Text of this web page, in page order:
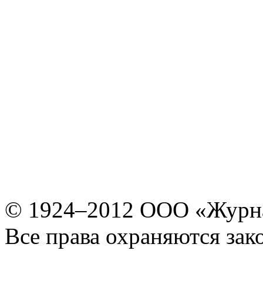
© 1924–2012 ООО
Все права охраняются